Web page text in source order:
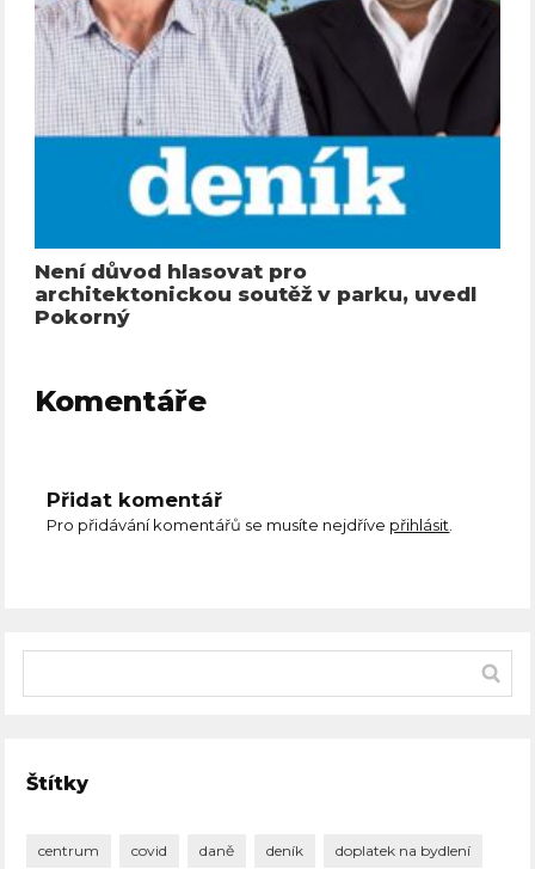
Není důvod hlasovat pro
architektonickou soutěž v parku, uvedl
Pokorný
Komentáře
Přidat komentář
Pro přidávání komentářů se musíte nejdříve přihlásit.
Štítky
centrum covid daně deník doplatek na bydlení